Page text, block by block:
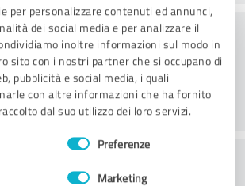
per personalizzare contenuti ed annunci,
dei social media e per analizzare il
inoltre informazioni sul modo in
sito con i nostri partner che si occupano di
pubblicità e social media, i quali
con altre informazioni che ha fornito
dal suo utilizzo dei loro servizi.
Preferenze
Marketing
Consulenza
Servizio clienti